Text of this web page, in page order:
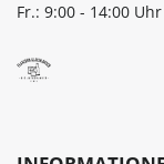
Fr.: 9:00 - 14:00 Uhr